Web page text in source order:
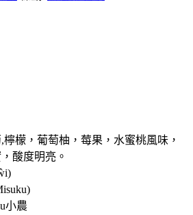
檬，葡萄柚，莓果，水蜜桃風味，
酸度明亮。
小農